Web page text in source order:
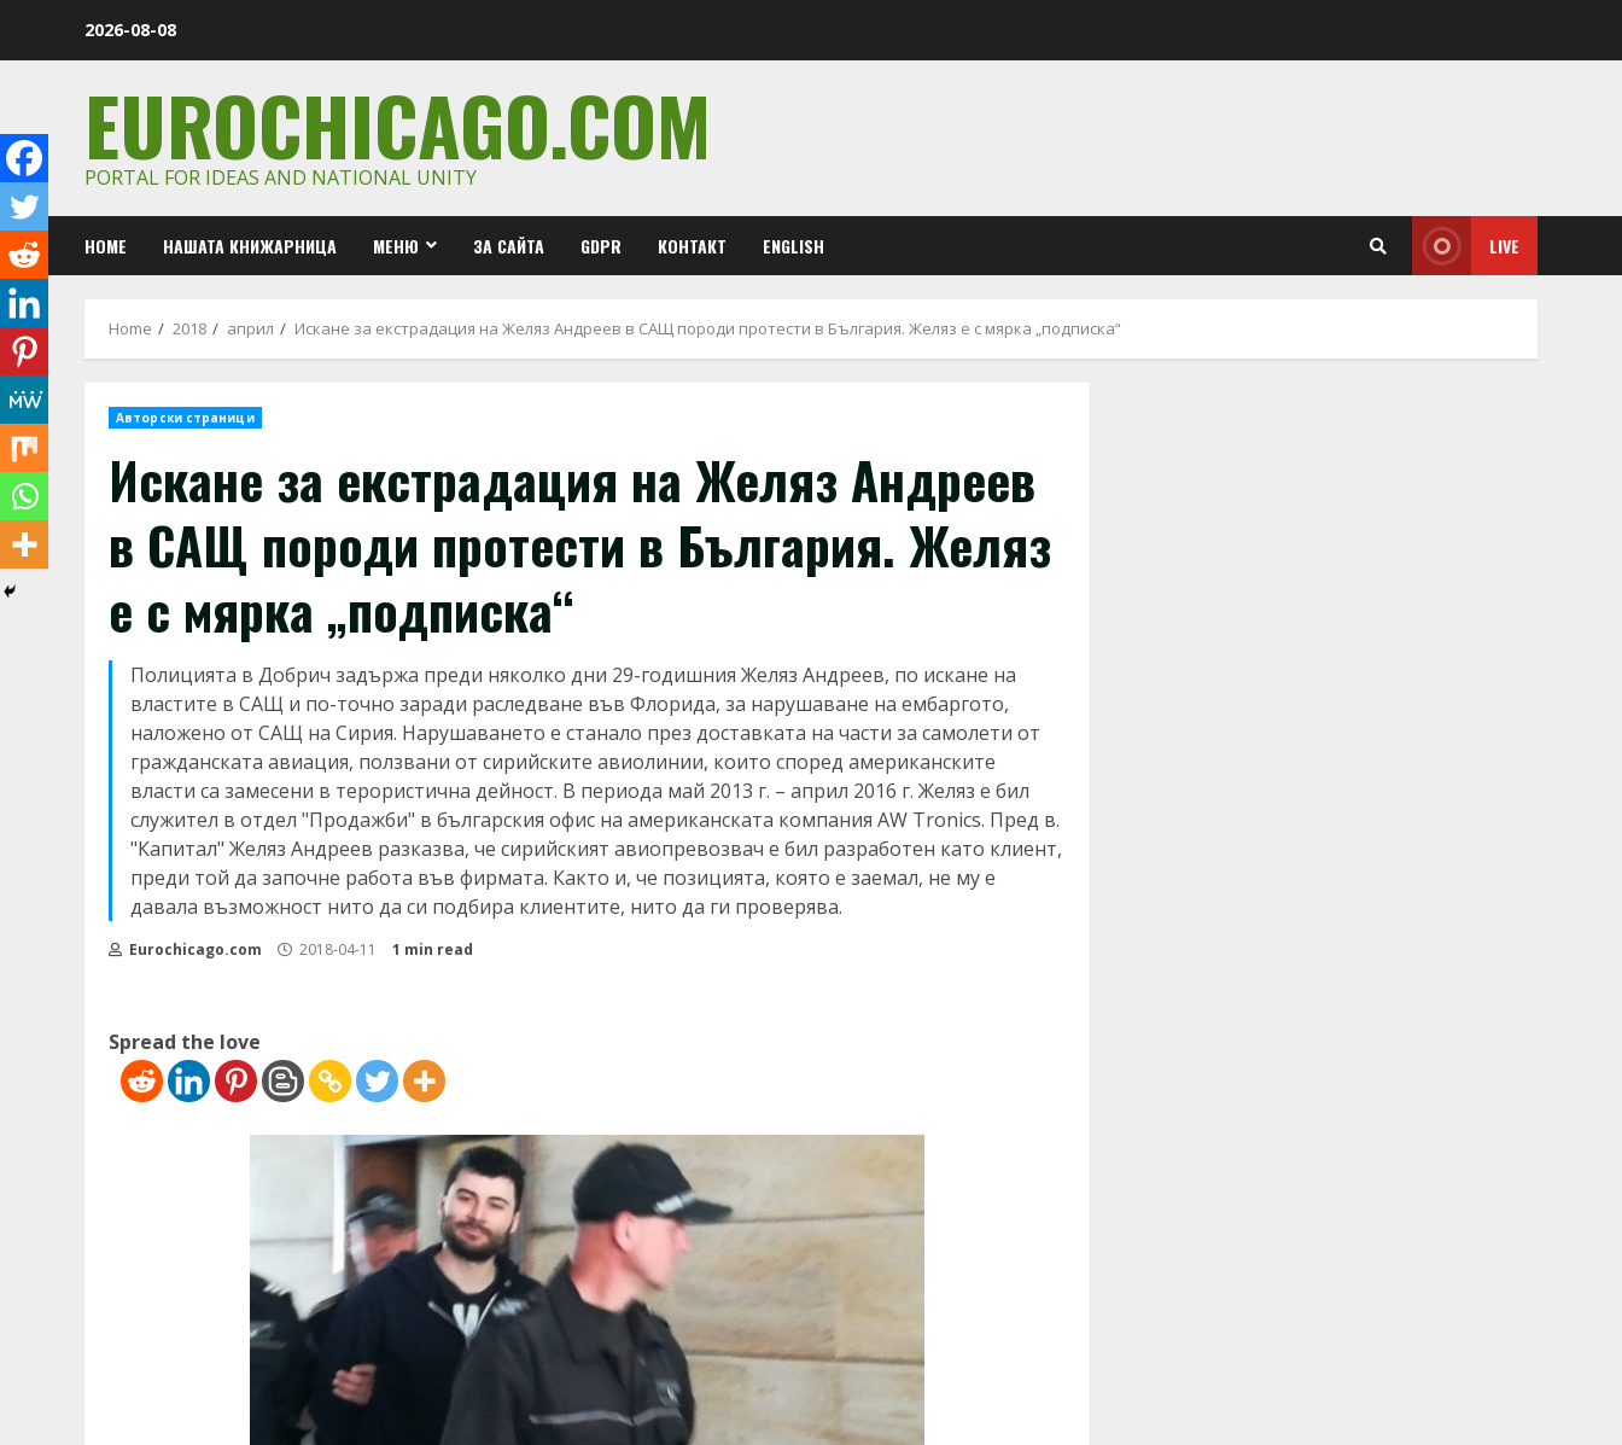
2026-08-08
EUROCHICAGO.COM
PORTAL FOR IDEAS AND NATIONAL UNITY
HOME НАШАТА КНИЖАРНИЦА МЕНЮ ЗА САЙТА GDPR КОНТАКТ ENGLISH LIVE
Home 2018 април Искане за екстрадация на Желяз Андреев в САЩ породи протести в България. Желяз е с мярка „подписка“
Авторски страници
Искане за екстрадация на Желяз Андреев
в САЩ породи протести в България. Желяз
е с мярка „подписка“
Полицията в Добрич задържа преди няколко дни 29-годишния Желяз Андреев, по искане на
властите в САЩ и по-точно заради раследване във Флорида, за нарушаване на ембаргото,
наложено от САЩ на Сирия. Нарушаването е станало през доставката на части за самолети от
гражданската авиация, ползвани от сирийските авиолинии, които според американските
власти са замесени в терористична дейност. В периода май 2013 г. – април 2016 г. Желяз е бил
служител в отдел "Продажби" в българския офис на американската компания AW Tronics. Пред в.
"Капитал" Желяз Андреев разказва, че сирийският авиопревозвач е бил разработен като клиент,
преди той да започне работа във фирмата. Както и, че позицията, която е заемал, не му е
давала възможност нито да си подбира клиентите, нито да ги проверява.
Eurochicago.com 2018-04-11 1 min read
Spread the love